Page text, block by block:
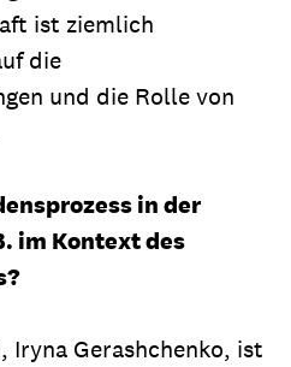
ist ziemlich
die
und die Rolle von
in der
im Kontext des
Iryna Gerashchenko, ist